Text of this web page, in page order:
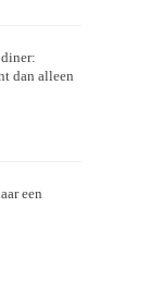
dan alleen
een